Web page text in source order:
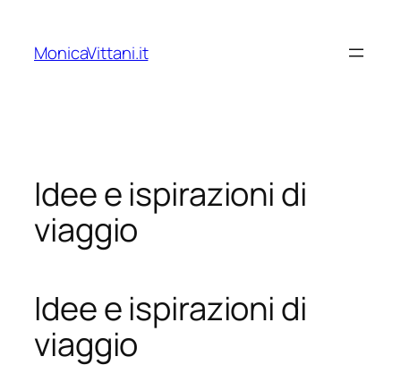
contenuto
MonicaVittani.it
Idee e ispirazioni di
viaggio
Idee e ispirazioni di
viaggio